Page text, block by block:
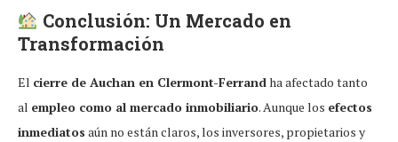
Conclusión: Un Mercado en
Transformación
El cierre de Auchan en Clermont-Ferrandha afectado tanto
al empleo como al mercado inmobiliario. Aunque los efectos
inmediatos aún no están claros, los inversores, propietarios y